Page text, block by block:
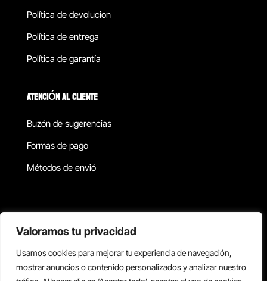
Valoramos tu privacidad
Usamos cookies para mejorar tu experiencia de navegación,
mostrar anuncios o contenido personalizados y analizar nuestro
Política de devolucion
Política de entrega
Política de garantía
ATENCIÓN AL CLIENTE
Buzón de sugerencias
Formas de pago
Métodos de envió
Copyright © 2026 Reisix. Todos los derechos reservados.